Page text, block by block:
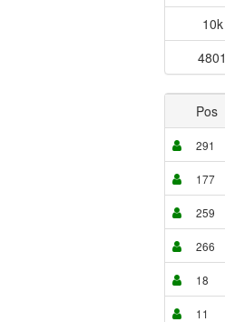
10k
4801
Pos
291
177
259
266
18
11